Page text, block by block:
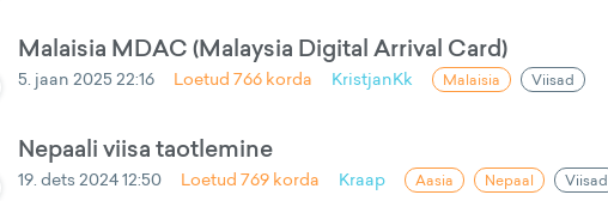
Malaisia MDAC (Malaysia Digital Arrival Card)
5. jaan 2025 22:16 Loetud766 korda KristjanKk Malaisia Viisad
Nepaali viisa taotlemine
19. dets 2024 12:50 Loetud769 korda Kraap Aasia Nepaal Viisad